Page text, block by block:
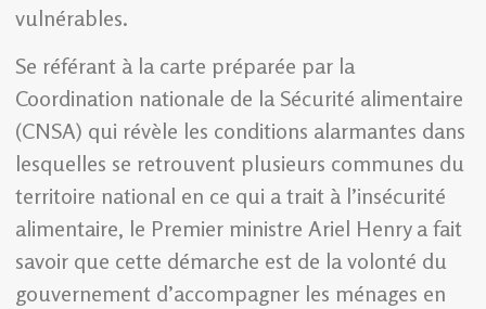
vulnérables.
Se référant à la carte préparée par la
Coordination nationale de la Sécurité alimentaire
(CNSA) qui révèle les conditions alarmantes dans
lesquelles se retrouvent plusieurs communes du
territoire national en ce qui a trait à l’insécurité
alimentaire, le Premier ministre Ariel Henry a fait
savoir que cette démarche est de la volonté du
gouvernement d’accompagner les ménages en